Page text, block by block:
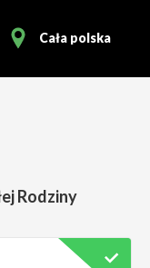
Cała polska
Rodziny